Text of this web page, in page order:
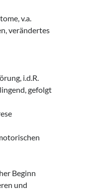
v.a.
verändertes
i.d.R.
gefolgt
Beginn
und